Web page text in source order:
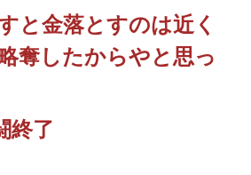
と金落とすのは近く
奪したからやと思っ